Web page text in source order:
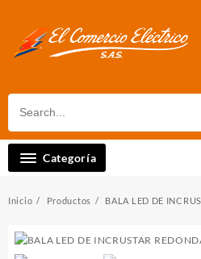
contenido
Categoría
Inicio Productos BALA LED DE